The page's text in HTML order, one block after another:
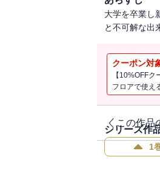
大学を卒業し
と不可解な出
クーポン対
【10%OFF
フロアで使え
この作品
シリーズ作
1